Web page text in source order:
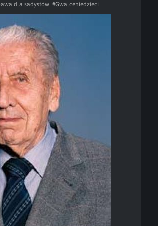
dla sadystów #Gwalceniedzieci